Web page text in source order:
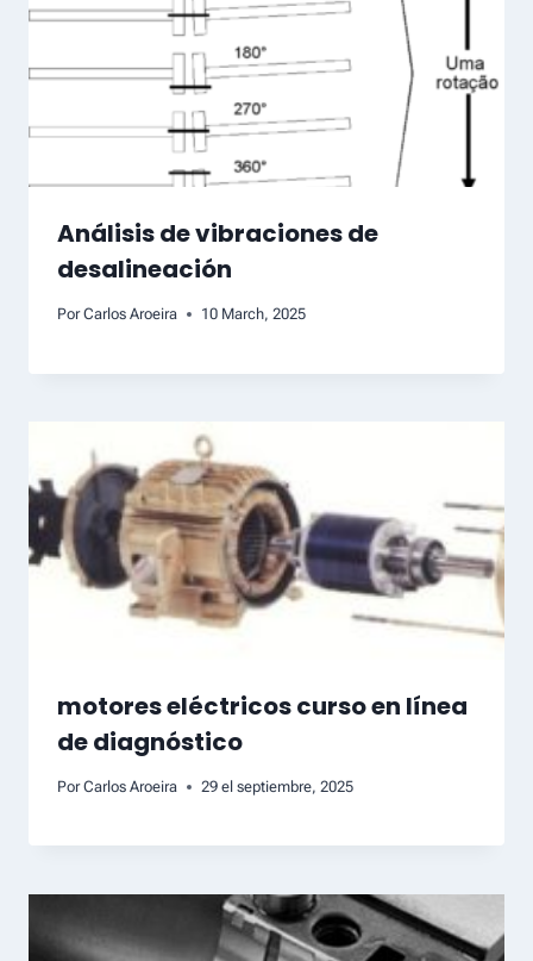
Análisis de vibraciones de
desalineación
Por Carlos Aroeira 10 March, 2025
motores eléctricos curso en línea
de diagnóstico
Por Carlos Aroeira 29 el septiembre, 2025